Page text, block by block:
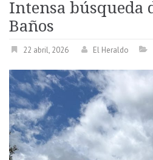
Intensa búsqueda
Baños
22 abril, 2026 El Heraldo